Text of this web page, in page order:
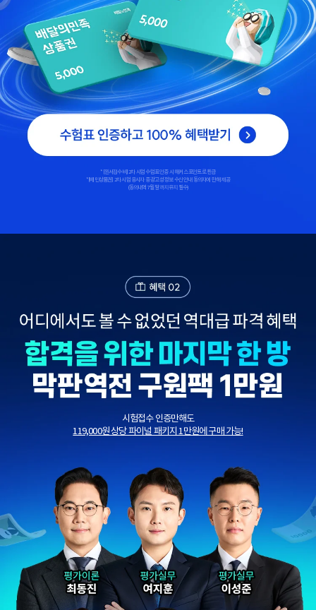
*[원서접수비] 2차 시험 수험표 인증 시 해커스 포인트로 환급
*[배민상품권] 2차 시험 응시자 중 광고성 정보 수신 안내 동의자에 한해 제공
(동의내역 7월 말까지 유지 필수)
시험접수 인증만해도
119,000원 상당 파이널 패키지 1만원에 구매 가능!